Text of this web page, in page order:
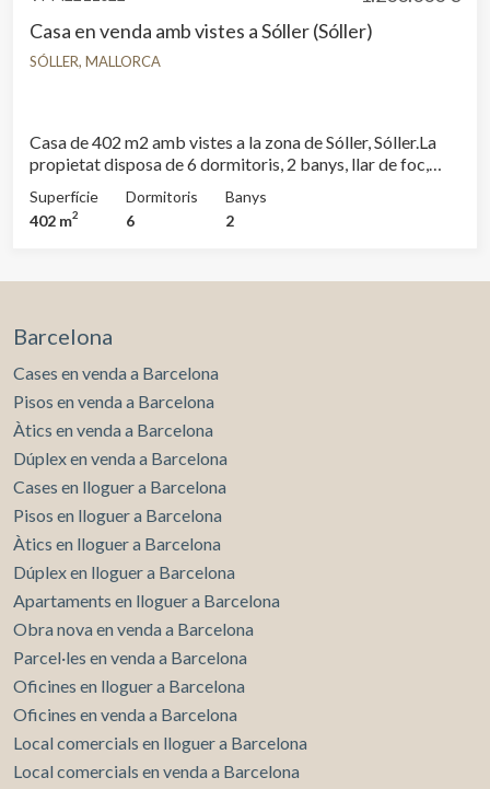
Casa en venda amb vistes a Sóller (Sóller)
SÓLLER, MALLORCA
Casa de 402 m2 amb vistes a la zona de Sóller, Sóller.La
propietat disposa de 6 dormitoris, 2 banys, llar de foc,
Superfície
402 m2
Dormitoris
6
Banys
2
Barcelona
Cases en venda a Barcelona
Pisos en venda a Barcelona
Àtics en venda a Barcelona
Dúplex en venda a Barcelona
Cases en lloguer a Barcelona
Pisos en lloguer a Barcelona
Àtics en lloguer a Barcelona
Dúplex en lloguer a Barcelona
Apartaments en lloguer a Barcelona
Obra nova en venda a Barcelona
Parcel·les en venda a Barcelona
Oficines en lloguer a Barcelona
Oficines en venda a Barcelona
Local comercials en lloguer a Barcelona
Local comercials en venda a Barcelona